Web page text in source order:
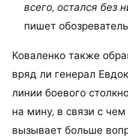
всего, остался без
пишет
Коваленко также
вряд ли генерал
линии боевого
на мину, в связи с
вызывает больше